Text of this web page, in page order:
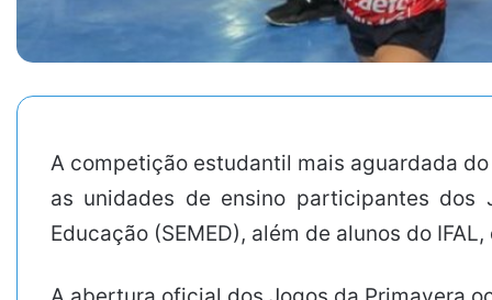
A competição estudantil mais aguardada
as unidades de ensino participantes dos
Educação (SEMED), além de alunos do